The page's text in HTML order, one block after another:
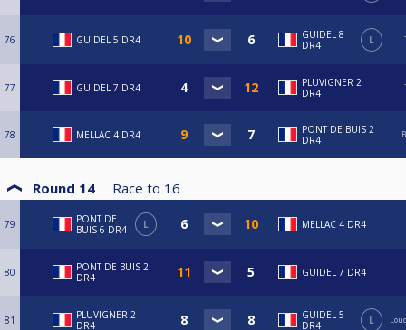
76 GUIDEL 5 DR4
GUIDEL 8
DR4
L
77 GUIDEL 7 DR4
PLUVIGNER 2
DR4
78 MELLAC 4 DR4
PONT DE BUIS 2
DR4
Round 14 Race to 16
79
PONT DE
BUIS 6 DR4
L MELLAC 4 DR4
80
PONT DE BUIS 2
DR4
GUIDEL 7 DR4
81
PLUVIGNER 2
DR4
GUIDEL 5
DR4
L